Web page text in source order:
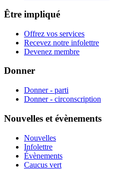
Être impliqué
Offrez vos services
Recevez notre infolettre
Devenez membre
Donner
Donner - parti
Donner - circonscription
Nouvelles et évènements
Nouvelles
Infolettre
Évènements
Caucus vert